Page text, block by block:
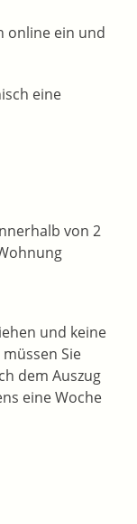
online ein und
eine
von 2
und keine
Sie
dem Auszug
eine Woche